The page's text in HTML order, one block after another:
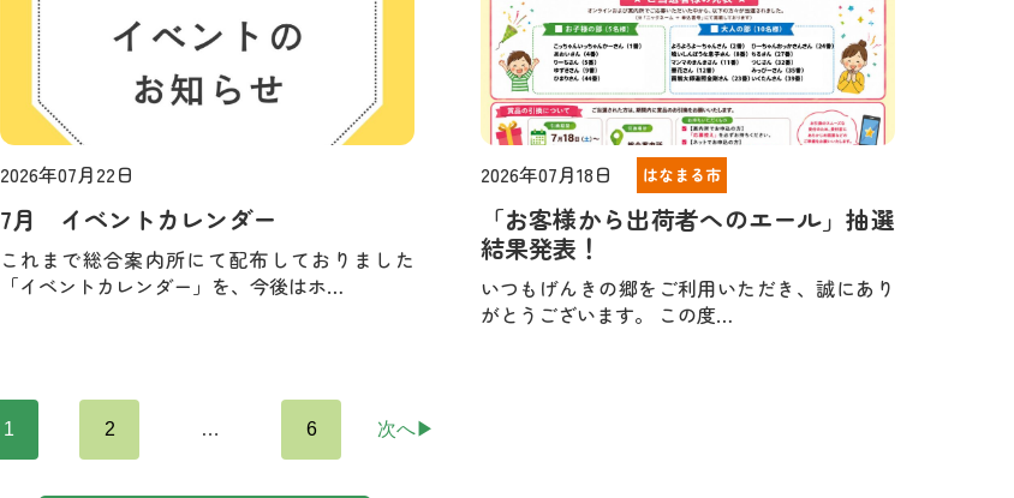
2026年07月22日
7月 イベントカレンダー
これまで総合案内所にて配布しておりました
「イベントカレンダー」を、今後はホ…
2026年07月18日 はなまる市
「お客様から出荷者へのエール」抽選
結果発表！
いつもげんきの郷をご利用いただき、誠にあり
がとうございます。 この度…
1 2 … 6 次へ▶